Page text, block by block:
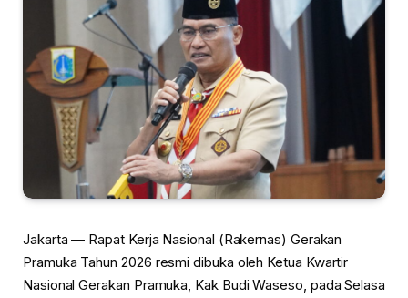
Jakarta — Rapat Kerja Nasional (Rakernas) Gerakan
Pramuka Tahun 2026 resmi dibuka oleh Ketua Kwartir
Nasional Gerakan Pramuka, Kak Budi Waseso, pada Selasa